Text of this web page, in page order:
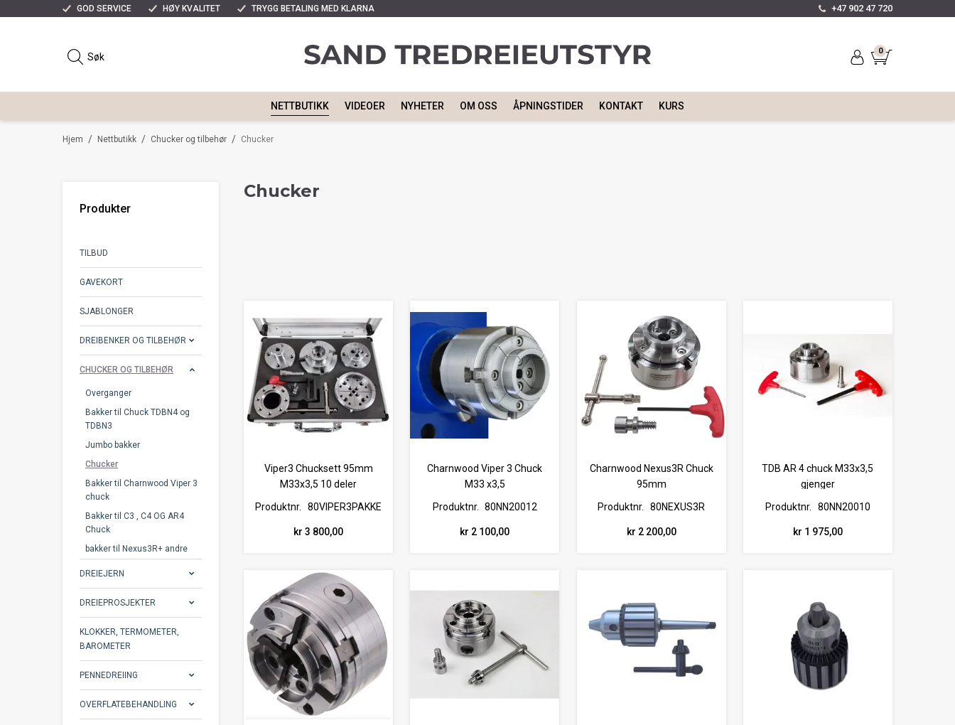
GOD SERVICE HØY KVALITET TRYGG BETALING MED KLARNA +47 902 47 720
0
NETTBUTIKK VIDEOER NYHETER OM OSS ÅPNINGSTIDER KONTAKT KURS
/
Hjem /
Nettbutikk /
Chucker og tilbehør Chucker
Produkter
TILBUD
GAVEKORT
SJABLONGER
DREIBENKER OG TILBEHØR
CHUCKER OG TILBEHØR
Overganger
Bakker til Chuck TDBN4 og
TDBN3
Jumbo bakker
Chucker
Bakker til Charnwood Viper 3
chuck
Bakker til C3 , C4 OG AR4
Chuck
bakker til Nexus3R+ andre
DREIEJERN
DREIEPROSJEKTER
KLOKKER, TERMOMETER,
BAROMETER
PENNEDREIING
OVERFLATEBEHANDLING
Chucker
Viper3 Chucksett 95mm
M33x3,5 10 deler
Produktnr.
80VIPER3PAKKE
kr 3 800,00
Charnwood Viper 3 Chuck
M33 x3,5
Produktnr.
80NN20012
kr 2 100,00
Charnwood Nexus3R Chuck
95mm
Produktnr.
80NEXUS3R
kr 2 200,00
TDB AR 4 chuck M33x3,5
gjenger
Produktnr.
80NN20010
kr 1 975,00